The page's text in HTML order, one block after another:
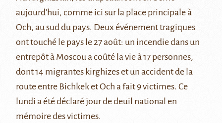
aujourd’hui, comme ici sur la place principale à
Och, au sud du pays. Deux événement tragiques
ont touché le pays le 27 août: un incendie dans un
entrepôt à Moscou a coûté la vie à 17 personnes,
dont 14 migrantes kirghizes et un accident de la
route entre Bichkek et Och a fait 9 victimes. Ce
lundi a étédéclaréjour de deuil national en
mémoire des victimes.